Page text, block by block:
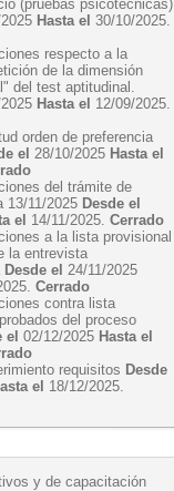
(pruebas psicotécnicas)
Hasta el 30/10/2025.
respecto a la
de la dimensión
del test aptitudinal.
Hasta el 12/09/2025.
orden de preferencia
el 28/10/2025 Hasta el
del trámite de
13/11/2025 Desde el
el 14/11/2025. Cerrado
a la lista provisional
la entrevista
Desde el 24/11/2025
Cerrado
contra lista
del proceso
el 02/12/2025 Hasta el
requisitos Desde
el
18/12/2025.
y de capacitación